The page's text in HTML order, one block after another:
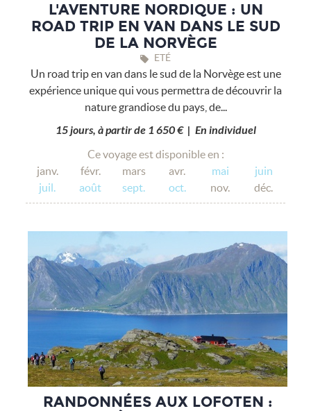
L'AVENTURE NORDIQUE : UN
ROAD TRIP EN VAN DANS LE SUD
DE LA NORVÈGE
ETÉ
Un road trip en van dans le sud de la Norvège est une
expérience unique qui vous permettra de découvrir la
nature grandiose du pays, de...
15 jours, à partir de 1 650 € | En individuel
Ce voyage est disponible en :
janv.
févr. mars avr. mai
juin
juil.
août sept. oct. nov. déc.
RANDONNÉES AUX LOFOTEN :